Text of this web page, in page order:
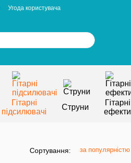
Угода користувача
Гітарні
підсилювачі
Струни
Гітарні
ефекти
Сортування: за популярністю